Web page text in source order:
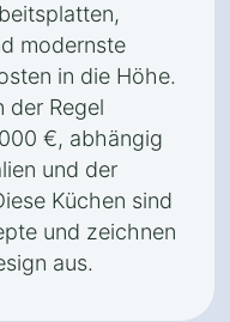
modernste
in die Höhe.
der Regel
€, abhängig
und der
Küchen sind
und zeichnen
aus.